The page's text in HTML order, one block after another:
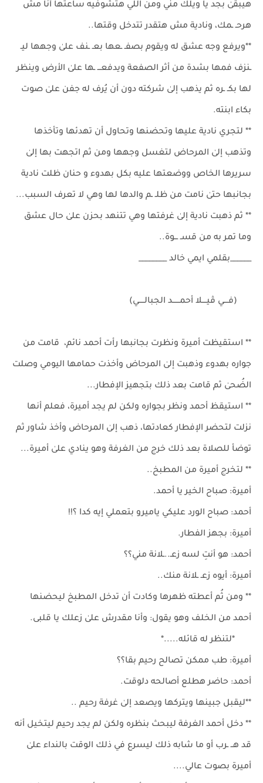
هيبقىٰ بجد يا ويلك مني ومن اللي هتشوفيه ساعتها أنا مش
هرحـ ـمك، ونادية مش هتقدر تتدخل وقتها..
**ويرفع وجه عشق له ويقوم بصفـ ـعها بعـ ـنف علىٰ وجهها ليـ
ـنزف فمها بشدة من أثر الصفعة ويدفعـــ ـها علىٰ الأرض وينظر
لها بكـ ـره ثم يذهب إلىٰ شركته دون أن يُرف له جفن علىٰ صوت
بكاء ابنته.
** لتجري نادية عليها وتحضنها وتحاول أن تهدئها وتأخذها
وتذهب إلىٰ المرحاض لتغسل وجهها ومن ثم اتجهت بها إلىٰ
سريرها الخاص ووضعتها عليه بكل بهدوء و حنان ظلت نادية
بجانبها حتىٰ نامت من ظلـ ـم والدها لها وهي لا تعرف السبب...
** ثم ذهبت نادية إلىٰ غرفتها وهي تتنهد بحزن علىٰ حال عشق
وما تمر به من قسـ ـــوة..
______بقلمي ايمي خالد ________
(فــــي ڤيــــلا أحمــــــد الجبالـــــي)
** استقيظت أميرة ونظرت بجانبها رأت أحمد نائم، قامت من
جواره بهدوء وذهبت إلىٰ المرحاض وأخذت حمامها اليومي وصلت
الضُحىٰ ثم قامت بعد ذلك بتجهيز الإفطار...
** استيقظ أحمد ونظر بجواره ولكن لم يجد أميرة، فعلم أنها
نزلت لتحضر الإفطار كعادتها، ذهب إلىٰ المرحاض وأخذ شاور ثم
توضأ للصلاة بعد ذلك خرج من الغرفة وهو ينادي علىٰ أميرة...
** لتخرج أميرة من المطبخ..
أميرة: صباح الخير يا أحمد.
أحمد: صباح الورد عليكي ياميرو بتعملي إيه كدا ؟!!
أميرة: بجهز الفطار.
أحمد: هو أنتِ لسه زعـ..ـلانة مني؟؟
أميرة: أيوه زعـ ـلانة منك..
** ومن ثُم أعطته ظهرها وكادت أن تدخل المطبخ ليحضنها
أحمد من الخلف وهو يقول: وأنا مقدرش علىٰ زعلك يا قلبى.
*لتنظر له قائله.....*
أميرة: طب ممكن تصالح رحيم بقا؟؟
أحمد: حاضر هطلع أصالحه دلوقت.
**ليقبل جبينها ويتركها ويصعد إلىٰ غرفة رحيم ..
** دخل أحمد الغرفة ليبحث بنظره ولكن لم يجد رحيم ليتخيل أنه
قد هــ ـرب أو ما شابه ذلك ليسرع في ذلك الوقت بالنداء علىٰ
أميرة بصوت عالي....